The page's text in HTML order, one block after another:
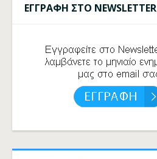
ΕΓΓΡΑΦΗ ΣΤΟ NEWSLETTER